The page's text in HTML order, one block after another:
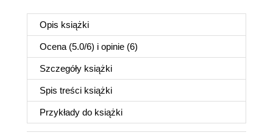
Opis książki
Ocena (5.0/6) i opinie (6)
Szczegóły książki
Spis treści książki
Przykłady do książki